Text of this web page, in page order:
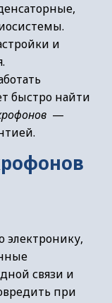
и
быстро найти
—
связи и
при